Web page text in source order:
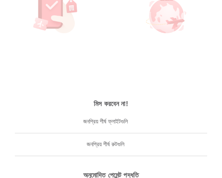
মিস করবেন না!
জনপ্রিয় শীর্ষ ফ্লাইটগুলি
জনপ্রিয় শীর্ষ রুটগুলি
অনুমোদিত পেমেন্ট পদ্ধতি